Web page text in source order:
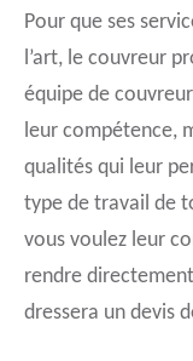
Pour que ses
l’art, le couvreur
équipe de
leur compétence,
qualités qui leur
type de travail de
vous voulez leur
rendre
dressera un devis